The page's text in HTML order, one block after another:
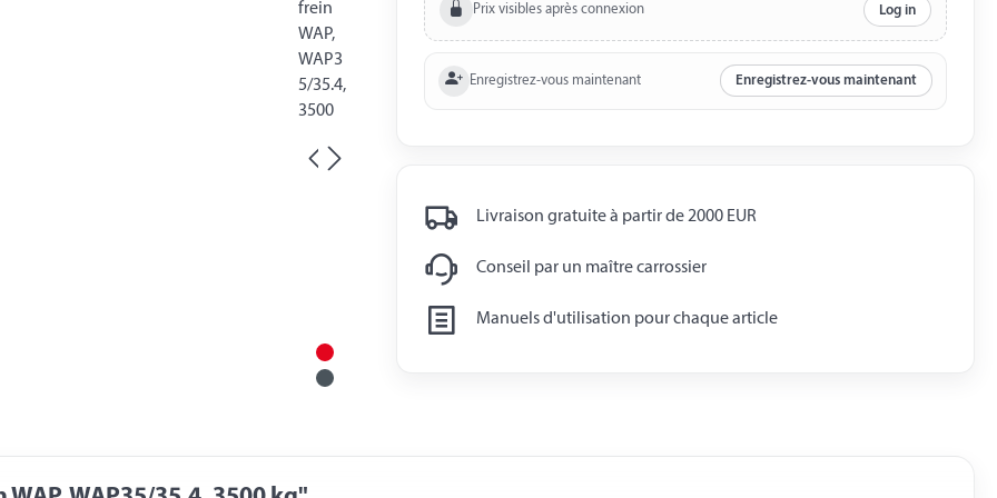
Prix visibles après connexion Log in
Enregistrez-vous maintenant Enregistrez-vous maintenant
Livraison gratuite à partir de 2000 EUR
Conseil par un maître carrossier
Manuels d'utilisation pour chaque article